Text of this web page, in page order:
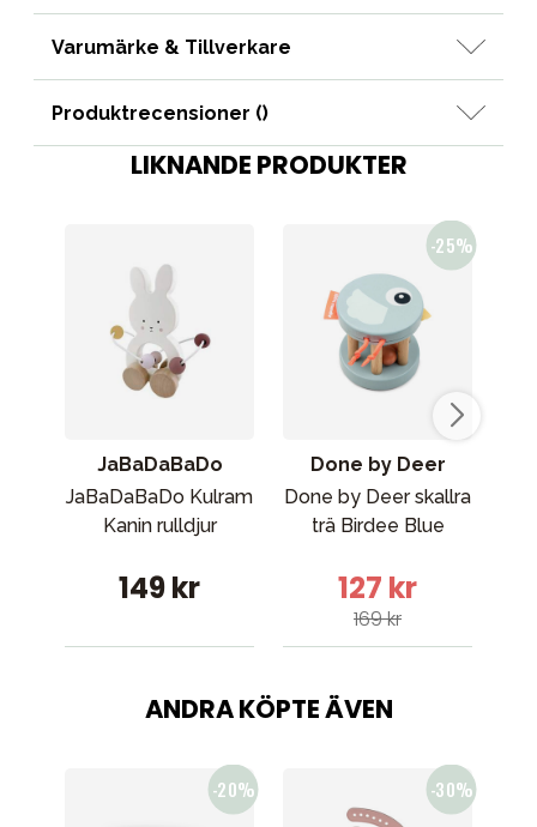
Varumärke & Tillverkare
Produktrecensioner ()
LIKNANDE PRODUKTER
JaBaDaBaDo
JaBaDaBaDo Kulram
Kanin rulldjur
149 kr
Done by Deer
Done by Deer skallra
trä Birdee Blue
127 kr
169 kr
ANDRA KÖPTE ÄVEN